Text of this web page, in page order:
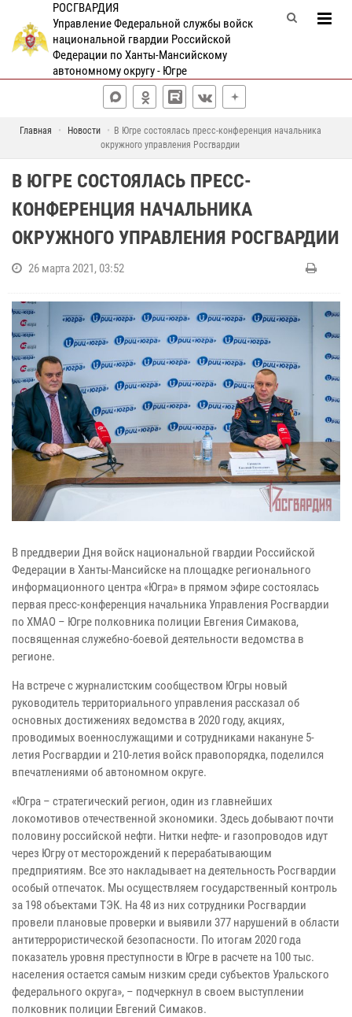
РОСГВАРДИЯ
Управление Федеральной службы войск
национальной гвардии Российской
Федерации по Ханты-Мансийскому
автономному округу - Югре
Главная Новости
В Югре состоялась пресс-конференция начальника
окружного управления Росгвардии
В ЮГРЕ СОСТОЯЛАСЬ ПРЕСС-
КОНФЕРЕНЦИЯ НАЧАЛЬНИКА
ОКРУЖНОГО УПРАВЛЕНИЯ РОСГВАРДИИ
26 марта 2021, 03:52
В преддверии Дня войск национальной гвардии Российской
Федерации в Ханты-Мансийске на площадке регионального
информационного центра «Югра» в прямом эфире состоялась
первая пресс-конференция начальника Управления Росгвардии
по ХМАО – Югре полковника полиции Евгения Симакова,
посвященная служебно-боевой деятельности ведомства в
регионе.
На встрече с журналистским сообществом Югры новый
руководитель территориального управления рассказал об
основных достижениях ведомства в 2020 году, акциях,
проводимых военнослужащими и сотрудниками накануне 5-
летия Росгвардии и 210-летия войск правопорядка, поделился
впечатлениями об автономном округе.
«Югра – стратегический регион, один из главнейших
локомотивов отечественной экономики. Здесь добывают почти
половину российской нефти. Нитки нефте- и газопроводов идут
через Югру от месторождений к перерабатывающим
предприятиям. Все это накладывает на деятельность Росгвардии
особый отпечаток. Мы осуществляем государственный контроль
за 198 объектами ТЭК. На 48 из них сотрудники Росгвардии
провели плановые проверки и выявили 377 нарушений в области
антитеррористической безопасности. По итогам 2020 года
показатель уровня преступности в Югре в расчете на 100 тыс.
населения остается самым низким среди субъектов Уральского
федерального округа», – подчеркнул в своем выступлении
полковник полиции Евгений Симаков.